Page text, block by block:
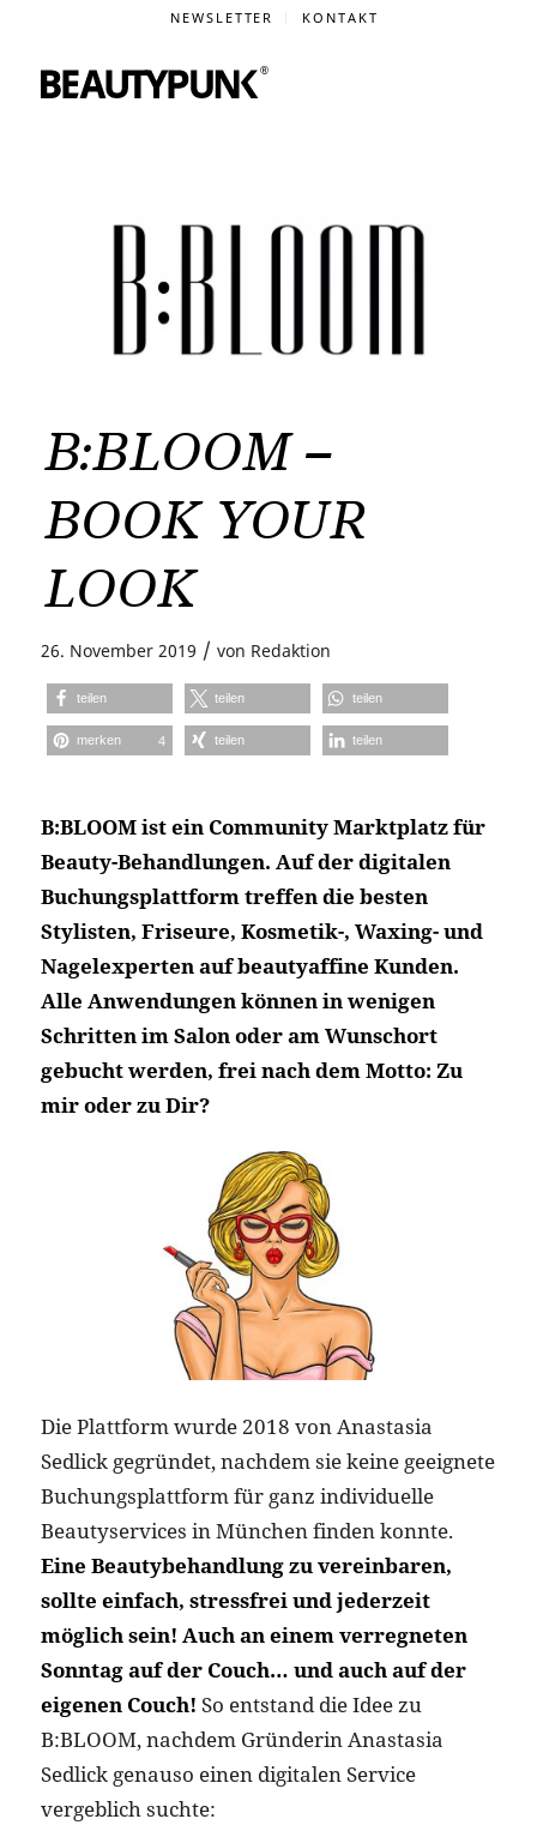
NEWSLETTER KONTAKT
B:BLOOM –
BOOK YOUR
LOOK
26. November 2019 / von Redaktion
teilen teilen teilen
merken 4 teilen teilen
B:BLOOM ist ein Community Marktplatz für
Beauty-Behandlungen. Auf der digitalen
Buchungsplattform treffen die besten
Stylisten, Friseure, Kosmetik-, Waxing- und
Nagelexperten auf beautyaffine Kunden.
Alle Anwendungen können in wenigen
Schritten im Salon oder am Wunschort
gebucht werden, frei nach dem Motto: Zu
mir oder zu Dir?
Die Plattform wurde 2018 von Anastasia
Sedlick gegründet, nachdem sie keine geeignete
Buchungsplattform für ganz individuelle
Beautyservices in München finden konnte.
Eine Beautybehandlung zu vereinbaren,
sollte einfach, stressfrei und jederzeit
möglich sein! Auch an einem verregneten
Sonntag auf der Couch… und auch auf der
eigenen Couch! So entstand die Idee zu
B:BLOOM, nachdem Gründerin Anastasia
Sedlick genauso einen digitalen Service
vergeblich suchte: